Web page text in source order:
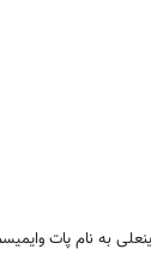
به نام پات